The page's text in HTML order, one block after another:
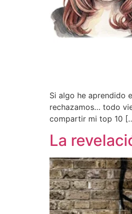
Si algo he aprendido
rechazamos… todo
compartir mi top 10
La